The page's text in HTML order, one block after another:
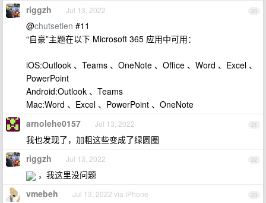
20
riggzh Jul 13, 2022
@chutsetien #11
“自豪”主题在以下 Microsoft 365 应用中可用：
iOS:Outlook 、Teams 、OneNote 、Office 、Word 、Excel 、
PowerPoint
Android:Outlook 、Teams
Mac:Word 、Excel 、PowerPoint 、OneNote
21
arnolehe0157 Jul 13, 2022
我也发现了，加粗这些变成了绿圆圈
22
riggzh Jul 13, 2022
，我这里没问题
23
vmebeh Jul 13, 2022 via iPhone